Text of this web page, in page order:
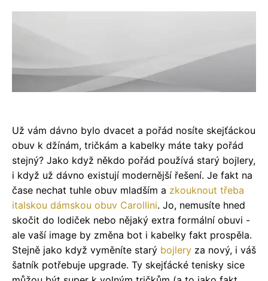
Už vám dávno bylo dvacet a pořád nosíte skejťáckou
obuv k džínám, tričkám a kabelky máte taky pořád
stejný? Jako když někdo pořád používá starý bojlery,
i když už dávno existují modernější řešení. Je fakt na
čase nechat tuhle obuv mladším a zkouknout třeba
italskou dámskou obuv Carollini. Jo, nemusíte hned
skočit do lodiček nebo nějaký extra formální obuvi -
ale vaší image by změna bot i kabelky fakt prospěla.
Stejně jako když vyměníte starý bojlery za nový, i váš
šatník potřebuje upgrade. Ty skejťácké tenisky sice